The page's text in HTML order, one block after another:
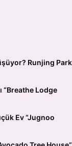
Runjing Park
“Breathe Lodge
Ev “Jugnoo